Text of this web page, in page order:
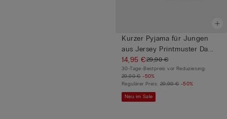
Kurzer Pyjama für Jungen
aus Jersey Printmuster Da...
14,95 €29,90 €
30-Tage-Bestpreis vor Reduzierung:
29,90 € -50%
Regulärer Preis: 29,90 € -50%
Neu im Sale